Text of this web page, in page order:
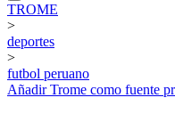
TROME
>
deportes
>
futbol peruano
AñadirTrome como fuente